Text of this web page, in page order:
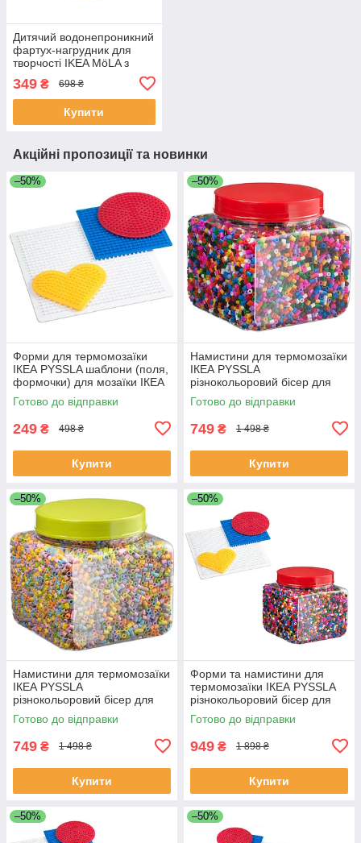
Дитячий водонепроникний
фартух-нагрудник для
творчості IKEA MöLA з
довгим рукавом, жовтий
ІКЕА МОЛА
349 ₴ 698 ₴
Купити
Акційні пропозиції та новинки
–50%
Форми для термомозаїки
ІКЕА PYSSLA шаблони (поля,
формочки) для мозаїки ІКЕА
ПЮСЛА 701.285.71
Готово до відправки
249 ₴ 498 ₴
Купити
–50%
Намистини для термомозаїки
ІКЕА PYSSLA
різнокольоровий бісер для
мозаїки 501.285.72
Готово до відправки
749 ₴ 1 498 ₴
Купити
–50%
Намистини для термомозаїки
ІКЕА PYSSLA
різнокольоровий бісер для
мозаїки пастельних тонів
603.160.73
Готово до відправки
749 ₴ 1 498 ₴
Купити
–50%
Форми та намистини для
термомозаїки ІКЕА PYSSLA
різнокольоровий бісер для
мозаїки комплект
501.285.72+701.285.71
Готово до відправки
949 ₴ 1 898 ₴
Купити
–50% –50%